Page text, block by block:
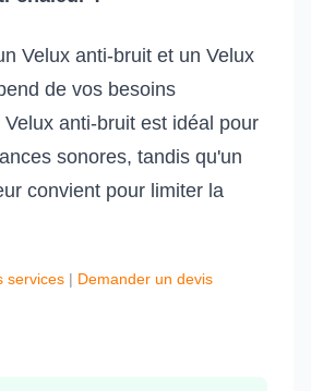
Velux anti-bruit et un Velux
de vos besoins
anti-bruit est idéal pour
sonores, tandis qu'un
convient pour limiter la
services | Demander un devis